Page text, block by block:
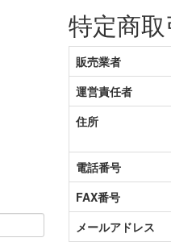
特定商
販売業者
運営責任者
住所
電話番号
FAX番号
メールアドレス